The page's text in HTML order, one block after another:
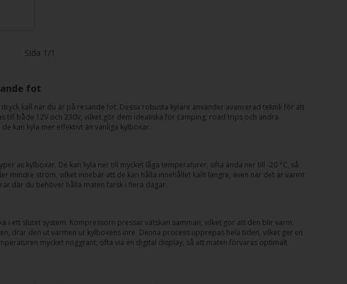
Sida 1/1
fot
kall när du är på resande fot. Dessa robusta kylare använder avancerad teknik för att
till både 12V och 230V, vilket gör dem idealiska för camping, road trips och andra
kan kyla mer effektivt än vanliga kylboxar.
av kylboxar. De kan kyla ner till mycket låga temperaturer, ofta ända ner till -20 °C, så
mindre ström, vilket innebär att de kan hålla innehållet kallt längre, även när det är varmt
där du behöver hålla maten färsk i flera dagar.
i ett slutet system. Kompressorn pressar vätskan samman, vilket gör att den blir varm.
drar den ut värmen ur kylboxens inre. Denna process upprepas hela tiden, vilket ger en
mycket noggrant, ofta via en digital display, så att maten förvaras optimalt